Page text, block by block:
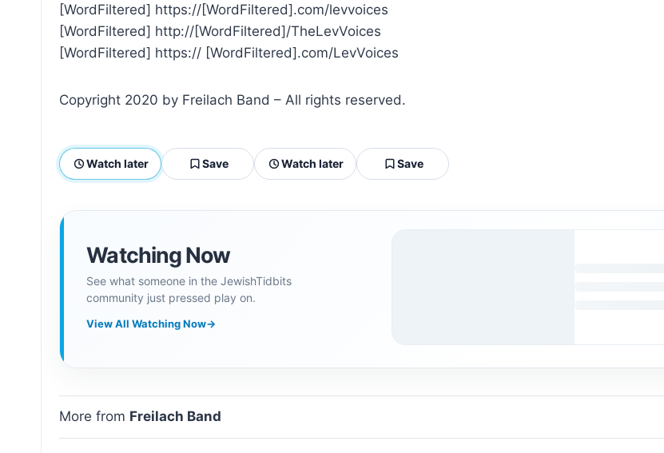
[WordFiltered] https://[WordFiltered].com/levvoices
[WordFiltered] http://[WordFiltered]/TheLevVoices
[WordFiltered] https:// [WordFiltered].com/LevVoices
Copyright 2020 by Freilach Band – All rights reserved.
Watch later Save Watch later Save
Watching Now
See what someone in the JewishTidbits
community just pressed play on.
View All Watching Now→
More from Freilach Band